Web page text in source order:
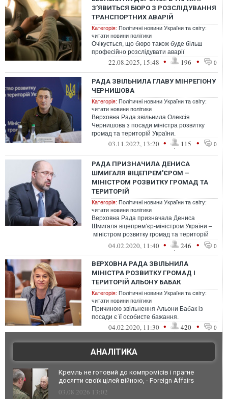
ЗʼЯВИТЬСЯ БЮРО З РОЗСЛІДУВАННЯ
ТРАНСПОРТНИХ АВАРІЙ
Категорія: Політичні новини України та світу:
читати новини політики
Очікується, що бюро також буде більш
професійно розслідувати аварії
22.08.2025, 15:48 • 196 • 0
РАДА ЗВІЛЬНИЛА ГЛАВУ МІНРЕГІОНУ
ЧЕРНИШОВА
Категорія: Політичні новини України та світу:
читати новини політики
Верховна Рада звільнила Олексія
Чернишова з посади міністра розвитку
громад та територій України.
03.11.2022, 13:20 • 115 • 0
РАДА ПРИЗНАЧИЛА ДЕНИСА
ШМИГАЛЯ ВІЦЕПРЕМ'ЄРОМ –
МІНІСТРОМ РОЗВИТКУ ГРОМАД ТА
ТЕРИТОРІЙ
Категорія: Політичні новини України та світу:
читати новини політики
Верховна Рада призначала Дениса
Шмигаля віцепрем’єр-міністром України –
міністром розвитку громад та територій
України.04.02.2020, 11:40 • 246 • 0
ВЕРХОВНА РАДА ЗВІЛЬНИЛА
МІНІСТРА РОЗВИТКУ ГРОМАД І
ТЕРИТОРІЙ АЛЬОНУ БАБАК
Категорія: Політичні новини України та світу:
читати новини політики
Причиною звільнення Альони Бабак із
посади є її особисте бажання.
04.02.2020, 11:30 • 420 • 0
АНАЛІТИКА
Кремль не готовий до компромісів і прагне
досягти своїх цілей війною, - Foreign Affairs
03.08.2026 13:02